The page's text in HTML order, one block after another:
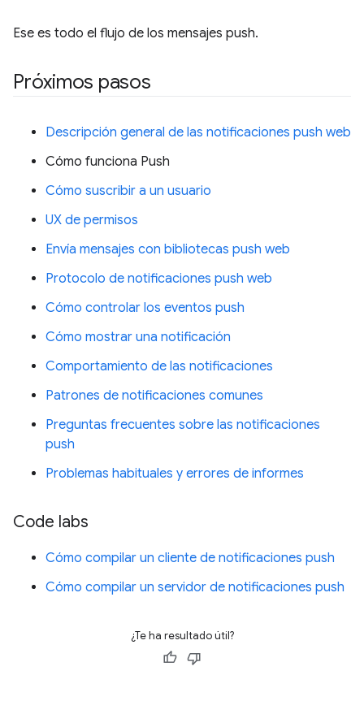
Ese es todo el flujo de los mensajes push.
Próximos pasos
Descripción general de las notificaciones push web
Cómo funciona Push
Cómo suscribir a un usuario
UX de permisos
Envía mensajes con bibliotecas push web
Protocolo de notificaciones push web
Cómo controlar los eventos push
Cómo mostrar una notificación
Comportamiento de las notificaciones
Patrones de notificaciones comunes
Preguntas frecuentes sobre las notificaciones
push
Problemas habituales y errores de informes
Code labs
Cómo compilar un cliente de notificaciones push
Cómo compilar un servidor de notificaciones push
¿Te ha resultado útil?